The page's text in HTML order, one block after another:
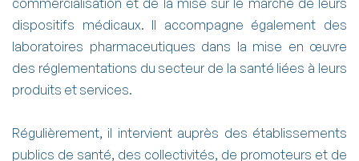
commercialisation et de la mise sur le marché de leurs
dispositifs médicaux. Il accompagne également des
laboratoires pharmaceutiques dans la mise en œuvre
des réglementations du secteur de la santé liées à leurs
produits et services.
Régulièrement, il intervient auprès des établissements
publics de santé, des collectivités, de promoteurs et de